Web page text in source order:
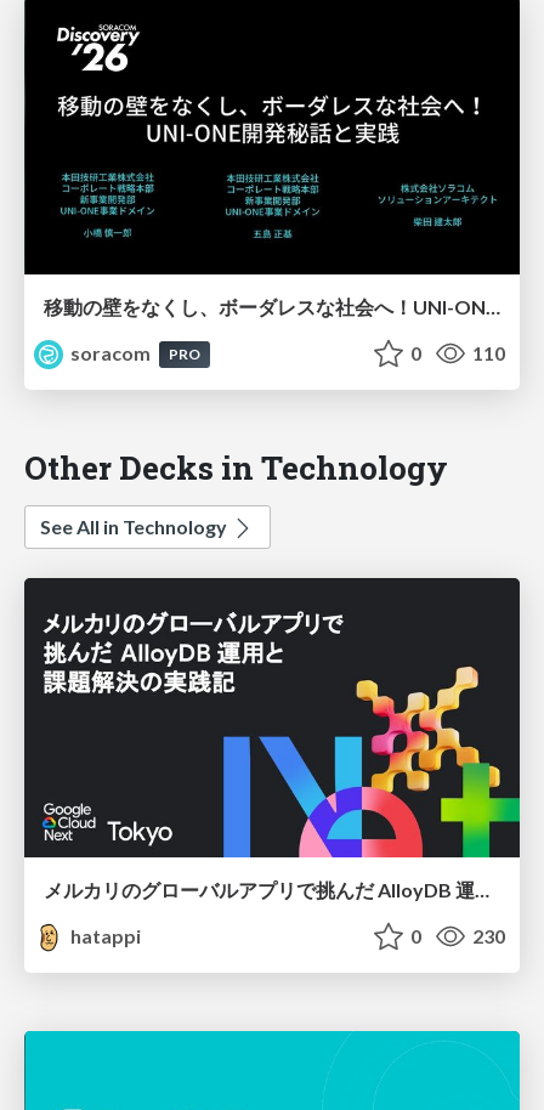
移動の壁をなくし、ボーダレスな社会へ！UNI-ONE開発秘話と実践【SORACOM Discovery 2026】
soracom
PRO 0 110
Other Decks in Technology
See All in Technology
hatappi
0 230